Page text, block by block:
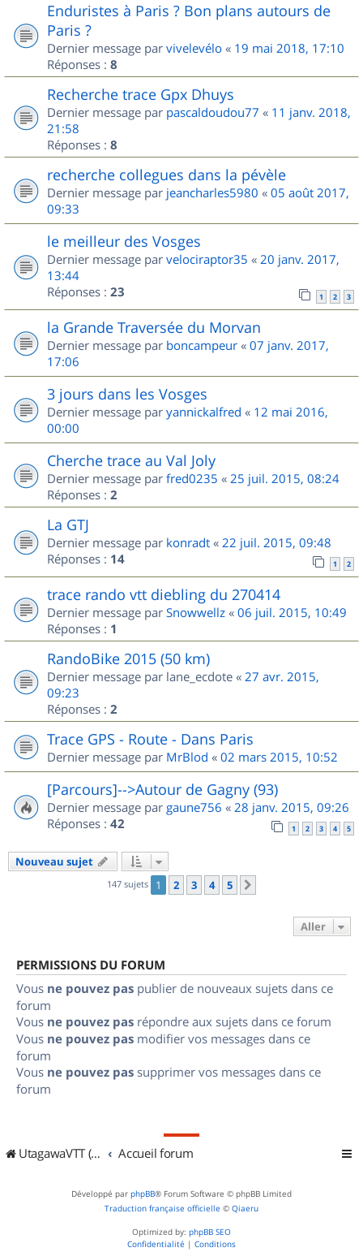
Enduristes à Paris ? Bon plans autours de
Paris ?
Dernier message par vivelevélo « 19 mai 2018, 17:10
Réponses : 8
Recherche trace Gpx Dhuys
Dernier message par pascaldoudou77 « 11 janv. 2018,
21:58
Réponses : 8
recherche collegues dans la pévèle
Dernier message par jeancharles5980 « 05 août 2017,
09:33
le meilleur des Vosges
Dernier message par velociraptor35 « 20 janv. 2017,
13:44
Réponses : 23 1 2 3
la Grande Traversée du Morvan
Dernier message par boncampeur « 07 janv. 2017,
17:06
3 jours dans les Vosges
Dernier message par yannickalfred « 12 mai 2016,
00:00
Cherche trace au Val Joly
Dernier message par fred0235 « 25 juil. 2015, 08:24
Réponses : 2
La GTJ
Dernier message par konradt « 22 juil. 2015, 09:48
Réponses : 14 1 2
trace rando vtt diebling du 270414
Dernier message par Snowwellz « 06 juil. 2015, 10:49
Réponses : 1
RandoBike 2015 (50 km)
Dernier message par lane_ecdote « 27 avr. 2015,
09:23
Réponses : 2
Trace GPS - Route - Dans Paris
Dernier message par MrBlod « 02 mars 2015, 10:52
[Parcours]-->Autour de Gagny (93)
Dernier message par gaune756 « 28 janv. 2015, 09:26
Réponses : 42 1 2 3 4 5
Nouveau sujet
147 sujets 1 2 3 4 5
Aller
PERMISSIONS DU FORUM
Vous ne pouvez pas publier de nouveaux sujets dans ce
forum
Vous ne pouvez pas répondre aux sujets dans ce forum
Vous ne pouvez pas modifier vos messages dans ce
forum
Vous ne pouvez pas supprimer vos messages dans ce
forum
UtagawaVTT (Randos VTT et VTTAE avec traces GPS) Accueil forum
Développé par phpBB® Forum Software © phpBB Limited
Traduction française officielle © Qiaeru
Optimized by: phpBB SEO
Confidentialité | Conditions